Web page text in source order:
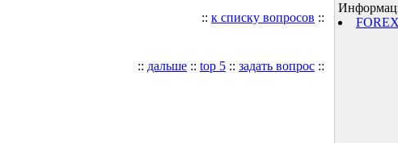
:: к списку вопросов ::
:: дальше :: top 5 :: задать вопрос ::